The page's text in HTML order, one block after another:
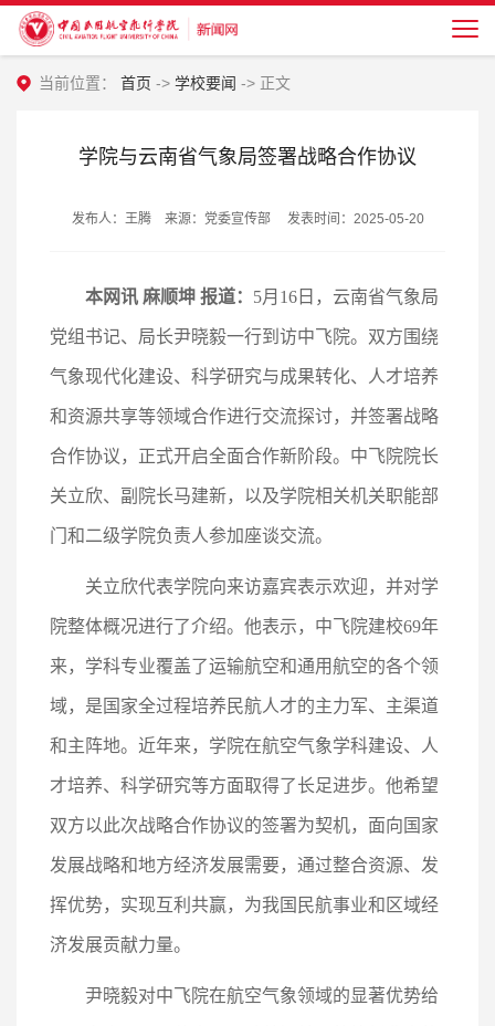
当前位置： 首页 -> 学校要闻 -> 正文
学院与云南省气象局签署战略合作协议
发布人：王腾 来源：党委宣传部 发表时间：2025-05-20
本网讯 麻顺坤 报道： 5月16日，云南省气象局
党组书记、局长尹晓毅一行到访中飞院。双方围绕
气象现代化建设、科学研究与成果转化、人才培养
和资源共享等领域合作进行交流探讨，并签署战略
合作协议，正式开启全面合作新阶段。中飞院院长
关立欣、副院长马建新，以及学院相关机关职能部
门和二级学院负责人参加座谈交流。
关立欣代表学院向来访嘉宾表示欢迎，并对学
院整体概况进行了介绍。他表示，中飞院建校69年
来，学科专业覆盖了运输航空和通用航空的各个领
域，是国家全过程培养民航人才的主力军、主渠道
和主阵地。近年来，学院在航空气象学科建设、人
才培养、科学研究等方面取得了长足进步。他希望
双方以此次战略合作协议的签署为契机，面向国家
发展战略和地方经济发展需要，通过整合资源、发
挥优势，实现互利共赢，为我国民航事业和区域经
济发展贡献力量。
尹晓毅对中飞院在航空气象领域的显著优势给